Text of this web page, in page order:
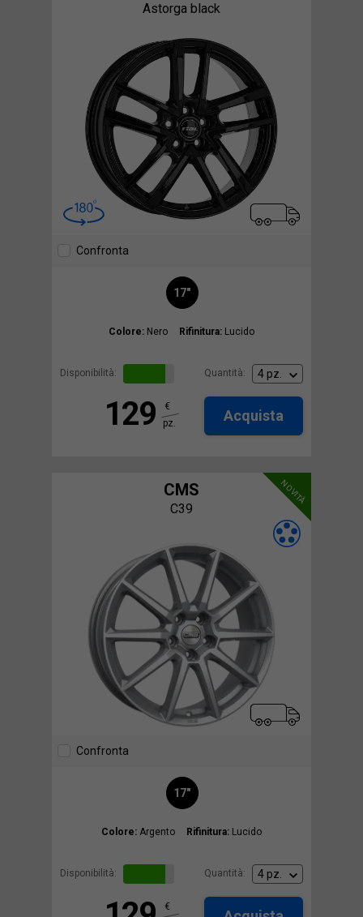
Astorga black
Confronta
17"
Colore: Nero Rifinitura: Lucido
Disponibilità: Quantità:
129
€
pz.
Acquista
NOVITÀ
CMS
C39
Confronta
17"
Colore: Argento Rifinitura: Lucido
Disponibilità: Quantità:
€